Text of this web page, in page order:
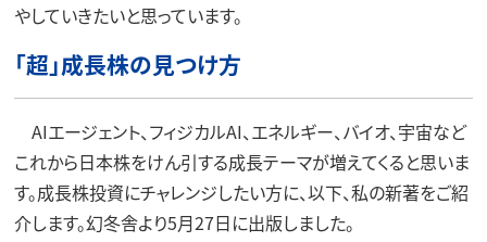
やしていきたいと思っています。
「超」成長株の見つけ方
AIエージェント、フィジカルAI、エネルギー、バイオ、宇宙など
これから日本株をけん引する成長テーマが増えてくると思いま
す。成長株投資にチャレンジしたい方に、以下、私の新著をご紹
介します。幻冬舎より5月27日に出版しました。